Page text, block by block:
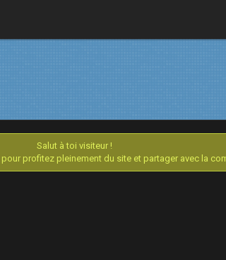
Salut à toi visiteur !
pour profitez pleinement du site et partager avec la